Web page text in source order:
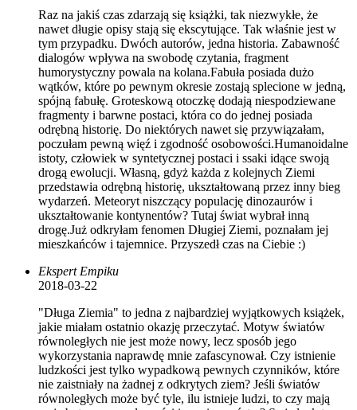
Raz na jakiś czas zdarzają się książki, tak niezwykłe, że
nawet długie opisy stają się ekscytujące. Tak właśnie jest w
tym przypadku. Dwóch autorów, jedna historia. Zabawność
dialogów wpływa na swobodę czytania, fragment
humorystyczny powala na kolana.Fabuła posiada dużo
wątków, które po pewnym okresie zostają splecione w jedną,
spójną fabułę. Groteskową otoczkę dodają niespodziewane
fragmenty i barwne postaci, która co do jednej posiada
odrębną historię. Do niektórych nawet się przywiązałam,
poczułam pewną więź i zgodność osobowości.Humanoidalne
istoty, człowiek w syntetycznej postaci i ssaki idące swoją
drogą ewolucji. Własną, gdyż każda z kolejnych Ziemi
przedstawia odrębną historię, ukształtowaną przez inny bieg
wydarzeń. Meteoryt niszczący populację dinozaurów i
ukształtowanie kontynentów? Tutaj świat wybrał inną
drogę.Już odkryłam fenomen Długiej Ziemi, poznałam jej
mieszkańców i tajemnice. Przyszedł czas na Ciebie :)
Ekspert Empiku
2018-03-22
"Długa Ziemia" to jedna z najbardziej wyjątkowych książek,
jakie miałam ostatnio okazję przeczytać. Motyw światów
równoległych nie jest może nowy, lecz sposób jego
wykorzystania naprawdę mnie zafascynował. Czy istnienie
ludzkości jest tylko wypadkową pewnych czynników, które
nie zaistniały na żadnej z odkrytych ziem? Jeśli światów
równoległych może być tyle, ilu istnieje ludzi, to czy mają